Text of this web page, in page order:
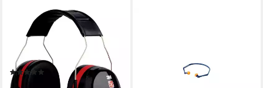
Kapselgehörschutz 3M™
PELTOR™ Optime™ III
Kapselgehörschützer H540A
ab 35,38 €